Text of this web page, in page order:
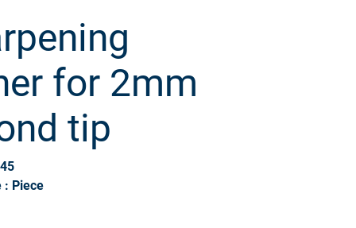
for 2mm
tip
: Piece